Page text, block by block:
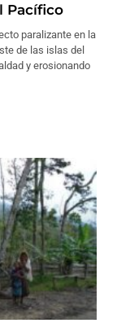
Pacífico
paralizante en la
de las islas del
y erosionando